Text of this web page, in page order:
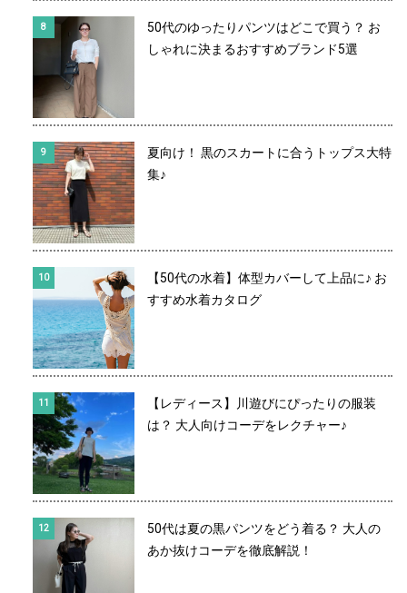
50代のゆったりパンツはどこで買う？ お
しゃれに決まるおすすめブランド5選
夏向け！ 黒のスカートに合うトップス大特
集♪
【50代の水着】体型カバーして上品に♪ お
すすめ水着カタログ
【レディース】川遊びにぴったりの服装
は？ 大人向けコーデをレクチャー♪
50代は夏の黒パンツをどう着る？ 大人の
あか抜けコーデを徹底解説！